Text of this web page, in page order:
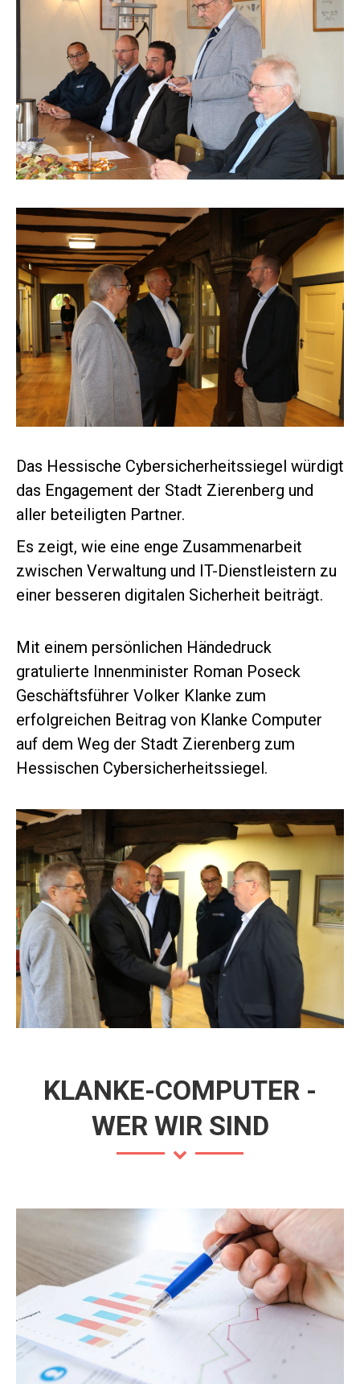
Das Hessische Cybersicherheitssiegel würdigt
das Engagement der Stadt Zierenberg und
aller beteiligten Partner.
Es zeigt, wie eine enge Zusammenarbeit
zwischen Verwaltung und IT-Dienstleistern zu
einer besseren digitalen Sicherheit beiträgt.
Mit einem persönlichen Händedruck
gratulierte Innenminister Roman Poseck
Geschäftsführer Volker Klanke zum
erfolgreichen Beitrag von Klanke Computer
auf dem Weg der Stadt Zierenberg zum
Hessischen Cybersicherheitssiegel.
KLANKE-COMPUTER -
WER WIR SIND